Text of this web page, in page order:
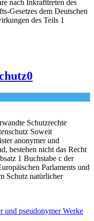
nach Inkrafttreten des
Gesetzes dem Deutschen
des Teils 1
0
Schutzrechte
Soweit
anonymer und
bestehen nicht das Recht
1 Buchstabe c der
Parlaments und
Schutz natürlicher